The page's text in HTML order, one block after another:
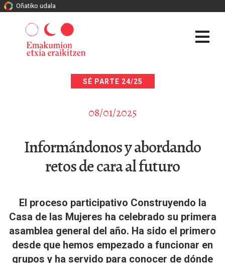
Oñatiko udala
SÉ PARTE 24/25
08/01/2025
Informándonos y abordando
retos de cara al futuro
El proceso participativo Construyendo la
Casa de las Mujeres ha celebrado su primera
asamblea general del año. Ha sido el primero
desde que hemos empezado a funcionar en
grupos y ha servido para conocer de dónde